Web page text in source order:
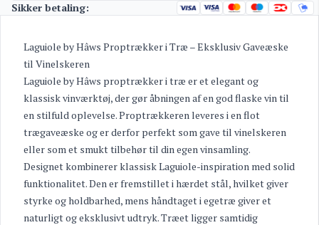
Sikker betaling:
Laguiole by Hâws Proptrækker i Træ – Eksklusiv Gaveæske
til Vinelskeren
Laguiole by Hâws proptrækker i træ er et elegant og
klassisk vinværktøj, der gør åbningen af en god flaske vin til
en stilfuld oplevelse. Proptrækkeren leveres i en flot
trægaveæske og er derfor perfekt som gave til vinelskeren
eller som et smukt tilbehør til din egen vinsamling.
Designet kombinerer klassisk Laguiole-inspiration med solid
funktionalitet. Den er fremstillet i hærdet stål, hvilket giver
styrke og holdbarhed, mens håndtaget i egetræ giver et
naturligt og eksklusivt udtryk. Træet ligger samtidig